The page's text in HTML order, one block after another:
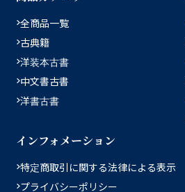
全商品一覧
古典籍
洋装本古書
中文書古書
洋書古書
インフォメーション
特定商取引に関する法律による表示
プライバシーポリシー